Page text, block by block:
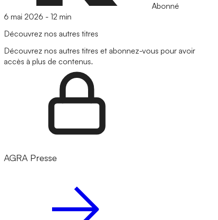
Abonné
6 mai 2026 - 12 min
Découvrez nos autres titres
Découvrez nos autres titres et abonnez-vous pour avoir
accès à plus de contenus.
AGRA Presse